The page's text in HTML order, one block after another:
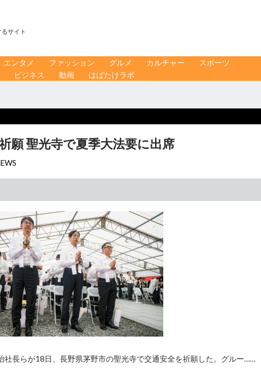
サイト
エンタメ ファッション グルメ カルチャー
スポーツ
ビジネス 動画 はばたけラボ
願 聖光寺で夏季大法要に出席
社長らが18日、長野県茅野市の聖光寺で交通安全を祈願した。グルー……